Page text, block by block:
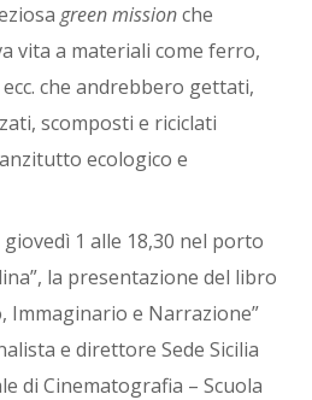
green missionche
vita a materiali come ferro,
che andrebbero gettati,
scomposti e riciclati
ecologico e
1 alle 18,30 nel porto
la presentazione del libro
Immaginario e Narrazione”
e direttore Sede Sicilia
di Cinematografia – Scuola